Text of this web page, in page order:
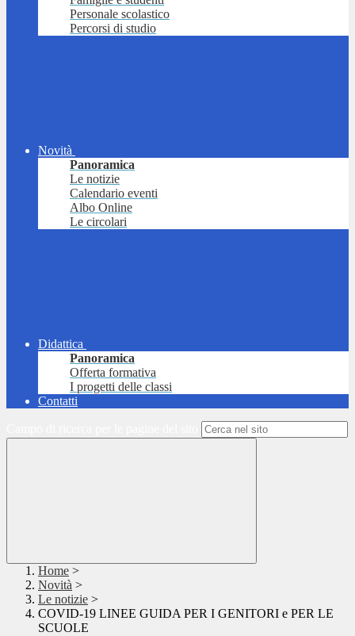
Personale scolastico
Percorsi di studio
Novità
Panoramica
Le notizie
Calendario eventi
Albo Online
Le circolari
Didattica
Panoramica
Offerta formativa
I progetti delle classi
Contatti
Home >
Novità >
Le notizie >
COVID-19 LINEE GUIDA PER I GENITORI e PER LE
SCUOLE